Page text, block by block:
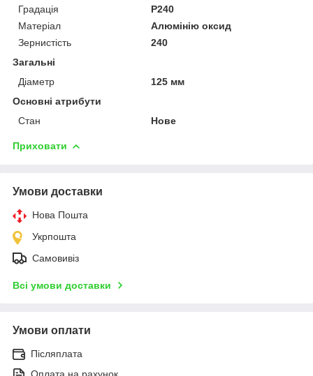
Градація
P240
Матеріал
Алюмінію оксид
Зернистість
240
Загальні
Діаметр
125 мм
Основні атрибути
Стан
Нове
Приховати
Умови доставки
Нова Пошта
Укрпошта
Самовивіз
Всі умови доставки
Умови оплати
Післяплата
Оплата на рахунок